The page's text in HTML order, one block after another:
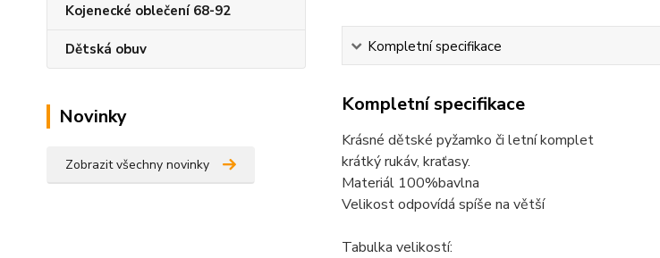
Kojenecké oblečení 68-92
Dětská obuv
Novinky
Zobrazit všechny novinky
Kompletní specifikace
Kompletní specifikace
Krásné dětské pyžamko či letní komplet
krátký rukáv, kraťasy.
Materiál 100%bavlna
Velikost odpovídá spíše na větší
Tabulka velikostí: